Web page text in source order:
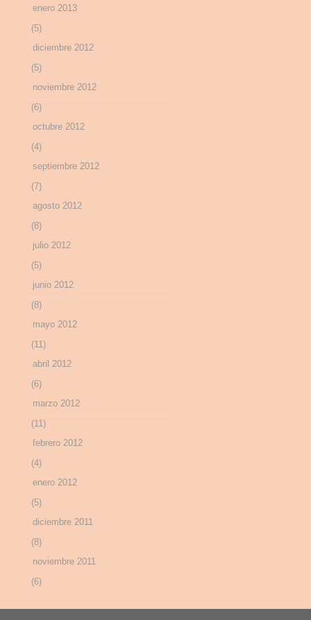
enero 2013
(5)
diciembre 2012
(5)
noviembre 2012
(6)
octubre 2012
(4)
septiembre 2012
(7)
agosto 2012
(8)
julio 2012
(5)
junio 2012
(8)
mayo 2012
(11)
abril 2012
(6)
marzo 2012
(11)
febrero 2012
(4)
enero 2012
(5)
diciembre 2011
(8)
noviembre 2011
(6)